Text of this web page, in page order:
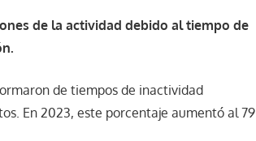
de la actividad debido al tiempo de
de tiempos de inactividad
En 2023, este porcentaje aumentó al 79